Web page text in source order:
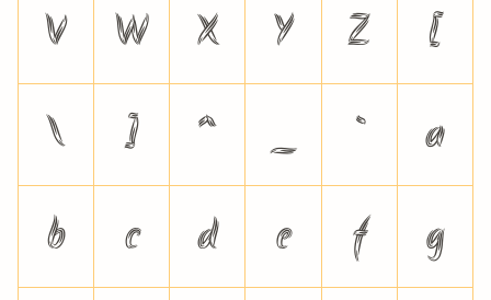
V
W X Y Z
[
\
] ^ _ `
a
b
c d e f
g